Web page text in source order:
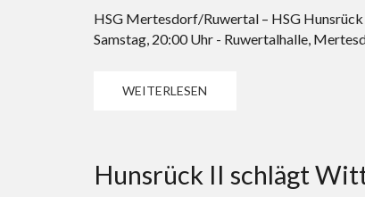
HSG Mertesdorf/Ruwertal – HSG
Samstag, 20:00 Uhr - Ruwertalhalle,
WEITERLESEN
Hunsrück II schlägt